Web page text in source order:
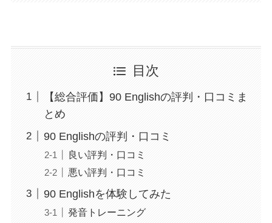
目次
【総合評価】90 Englishの評判・口コミま
とめ
90 Englishの評判・口コミ
良い評判・口コミ
悪い評判・口コミ
90 Englishを体験してみた
発音トレーニング